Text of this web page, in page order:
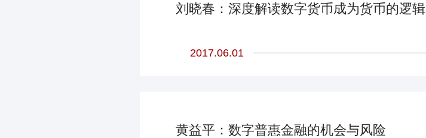
刘晓春：深度解读数字货币成为货币的逻辑
2017.06.01
黄益平：数字普惠金融的机会与风险